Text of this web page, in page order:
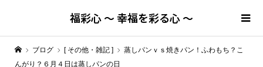
福彩心 ～ 幸福を彩る心 ～
ブログ [ その他・雑記 ]
蒸しパンｖｓ焼きパン！ふわもち？こ
んがり？６月４日は蒸しパンの日